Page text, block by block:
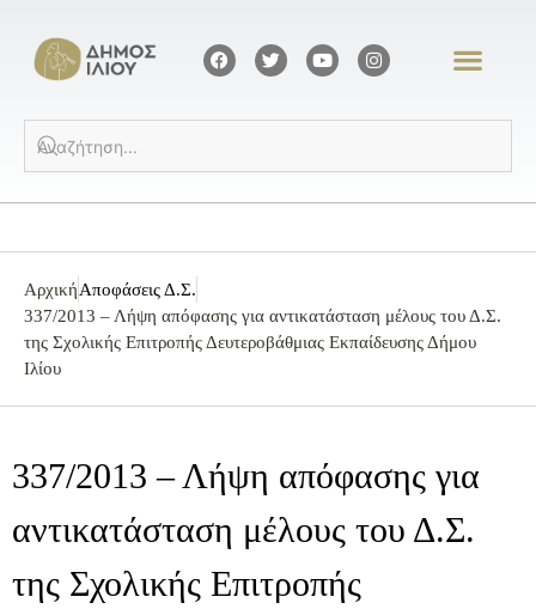
ΑρχικήΑποφάσεις Δ.Σ.
337/2013 – Λήψη απόφασης για αντικατάσταση μέλους του Δ.Σ.
της Σχολικής Επιτροπής Δευτεροβάθμιας Εκπαίδευσης Δήμου
Ιλίου
337/2013 – Λήψη απόφασης για
αντικατάσταση μέλους του Δ.Σ.
της Σχολικής Επιτροπής